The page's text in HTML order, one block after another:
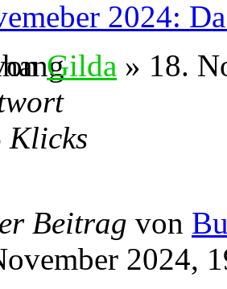
2024:
Gilda » 18.
Klicks
Beitrag von
2024,